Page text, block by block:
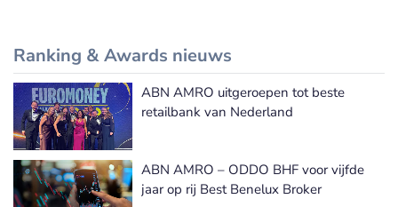
Ranking & Awards nieuws
Meer Ranking & Awards nieuws
ABN AMRO uitgeroepen tot beste
retailbank van Nederland
ABN AMRO – ODDO BHF voor vijfde
jaar op rij Best Benelux Broker